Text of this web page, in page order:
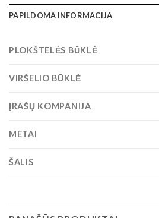
PAPILDOMA INFORMACIJA
PLOKŠTELĖS BŪKLĖ
VIRŠELIO BŪKLĖ
ĮRAŠŲ KOMPANIJA
METAI
ŠALIS